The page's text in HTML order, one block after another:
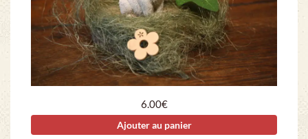
6.00€
Ajouter au panier